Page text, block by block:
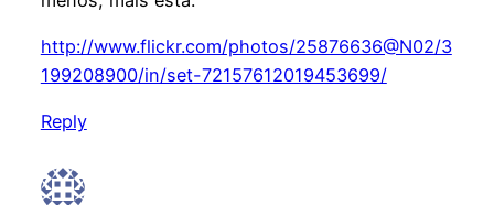
http://www.flickr.com/photos/25876636@N02/3
199208900/in/set-72157612019453699/
Reply